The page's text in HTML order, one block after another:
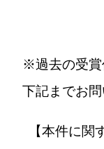
※過去の受賞
下記までお問
【本件に関